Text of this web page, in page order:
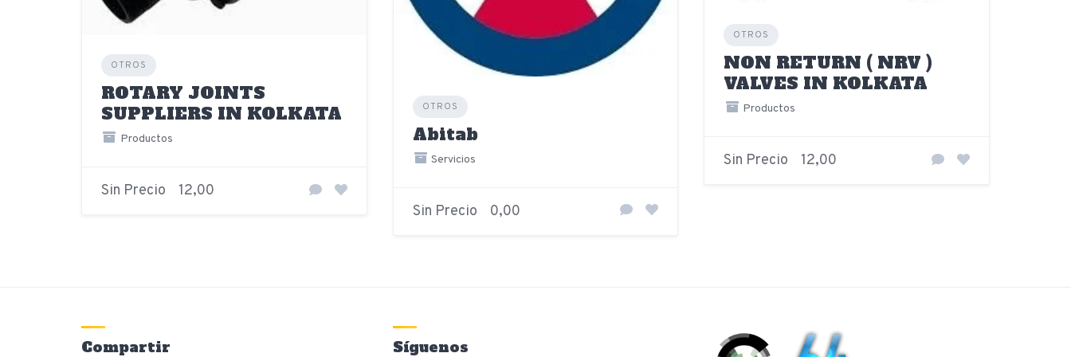
OTROS
ROTARY JOINTS
SUPPLIERS IN KOLKATA
Productos
Sin Precio 12,00
OTROS
Abitab
Servicios
Sin Precio 0,00
OTROS
NON RETURN ( NRV )
VALVES IN KOLKATA
Productos
Sin Precio 12,00
Compartir Síguenos